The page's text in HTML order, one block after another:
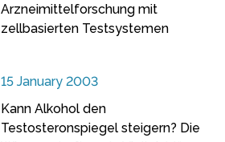
Arzneimittelforschung mit
zellbasierten Testsystemen
15 January 2003
Kann Alkohol den
Testosteronspiegel steigern? Die